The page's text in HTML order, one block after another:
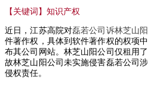
【关键词】知识产权
近日，江苏高院对磊若公司诉林芝山
件著作权，具体到软件著作权的权项
布其公司网站。林芝山阳公司仅租用
故林芝山阳公司未实施侵害磊若公司
侵权责任。